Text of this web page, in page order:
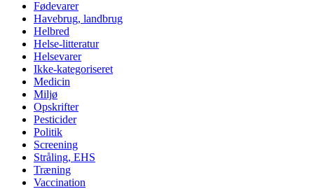
Fødevarer
Havebrug, landbrug
Helbred
Helse-litteratur
Helsevarer
Ikke-kategoriseret
Medicin
Miljø
Opskrifter
Pesticider
Politik
Screening
Stråling, EHS
Træning
Vaccination